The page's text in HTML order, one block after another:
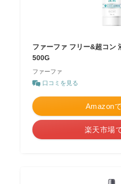
ファーファ フリー&超コン
500G
ファーファ
口コミを見る
Amazon
楽天市場